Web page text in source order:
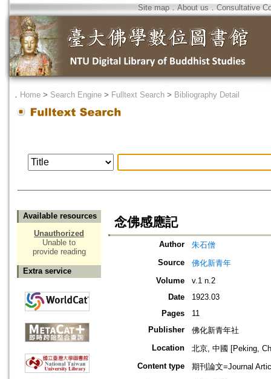
Site map．About us ． Consultative
． Home > Search Engine > Fulltext Search > Bibliography Detail
Available resources
Unauthorized
Unable to
provide reading
Extra service
念佛感應記
Author
朱石僧
Source
佛化新青年
Volume
v.1 n.2
Date
1923.03
Pages
11
Publisher
佛化新青年社
Location
北京, 中國 [Peking,
Content type
期刊論文=Journal